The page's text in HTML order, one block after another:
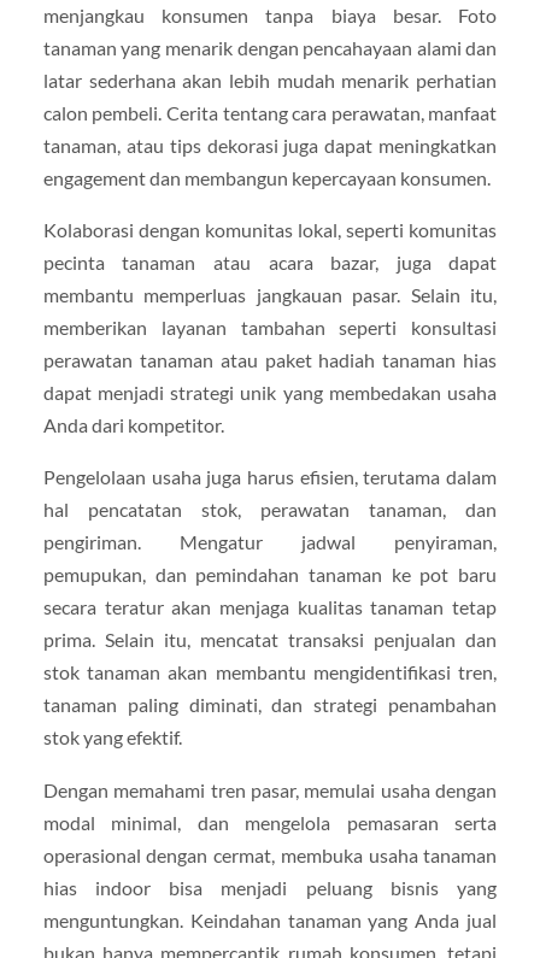
menjangkau konsumen tanpa biaya besar. Foto
tanaman yang menarik dengan pencahayaan alami dan
latar sederhana akan lebih mudah menarik perhatian
calon pembeli. Cerita tentang cara perawatan, manfaat
tanaman, atau tips dekorasi juga dapat meningkatkan
engagement dan membangun kepercayaan konsumen.
Kolaborasi dengan komunitas lokal, seperti komunitas
pecinta tanaman atau acara bazar, juga dapat
membantu memperluas jangkauan pasar. Selain itu,
memberikan layanan tambahan seperti konsultasi
perawatan tanaman atau paket hadiah tanaman hias
dapat menjadi strategi unik yang membedakan usaha
Anda dari kompetitor.
Pengelolaan usaha juga harus efisien, terutama dalam
hal pencatatan stok, perawatan tanaman, dan
pengiriman. Mengatur jadwal penyiraman,
pemupukan, dan pemindahan tanaman ke pot baru
secara teratur akan menjaga kualitas tanaman tetap
prima. Selain itu, mencatat transaksi penjualan dan
stok tanaman akan membantu mengidentifikasi tren,
tanaman paling diminati, dan strategi penambahan
stok yang efektif.
Dengan memahami tren pasar, memulai usaha dengan
modal minimal, dan mengelola pemasaran serta
operasional dengan cermat, membuka usaha tanaman
hias indoor bisa menjadi peluang bisnis yang
menguntungkan. Keindahan tanaman yang Anda jual
bukan hanya mempercantik rumah konsumen, tetapi